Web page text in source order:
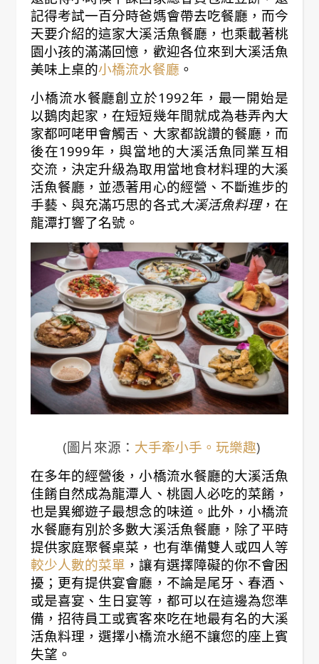
記得考試一百分時爸媽會帶去吃餐廳，而今
天要介紹的這家大溪活魚餐廳，也乘載著桃
園小孩的滿滿回憶，歡迎各位來到大溪活魚
美味上桌的小橋流水餐廳 。
小橋流水餐廳創立於1992年，最一開始是
以鵝肉起家，在短短幾年間就成為巷弄內大
家都呵咾甲會觸舌、大家都說讚的餐廳，而
後在1999年，與當地的大溪活魚同業互相
交流，決定升級為取用當地食材料理的大溪
活魚餐廳，並憑著用心的經營、不斷進步的
手藝、與充滿巧思的各式大溪活魚料理，在
龍潭打響了名號。
(圖片來源： 大手牽小手。玩樂趣)
在多年的經營後，小橋流水餐廳的大溪活魚
佳餚自然成為龍潭人、桃園人必吃的菜餚，
也是異鄉遊子最想念的味道。此外，小橋流
水餐廳有別於多數大溪活魚餐廳，除了平時
提供家庭聚餐桌菜，也有準備雙人或四人等
較少人數的菜單 ，讓有選擇障礙的你不會困
擾；更有提供宴會廳，不論是尾牙、春酒、
或是喜宴、生日宴等，都可以在這邊為您準
備，招待員工或賓客來吃在地最有名的大溪
活魚料理，選擇小橋流水絕不讓您的座上賓
失望。